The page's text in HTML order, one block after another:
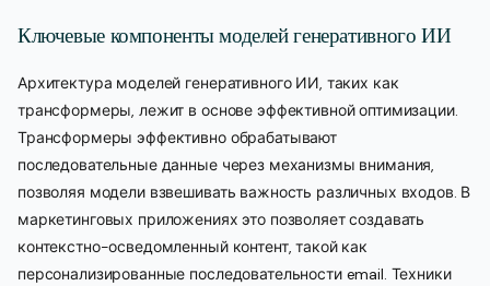
Ключевые компоненты моделей генеративного ИИ
Архитектура моделей генеративного ИИ, таких как
трансформеры, лежит в основе эффективной оптимизации.
Трансформеры эффективно обрабатывают
последовательные данные через механизмы внимания,
позволяя модели взвешивать важность различных входов. В
маркетинговых приложениях это позволяет создавать
контекстно-осведомленный контент, такой как
персонализированные последовательности email. Техники